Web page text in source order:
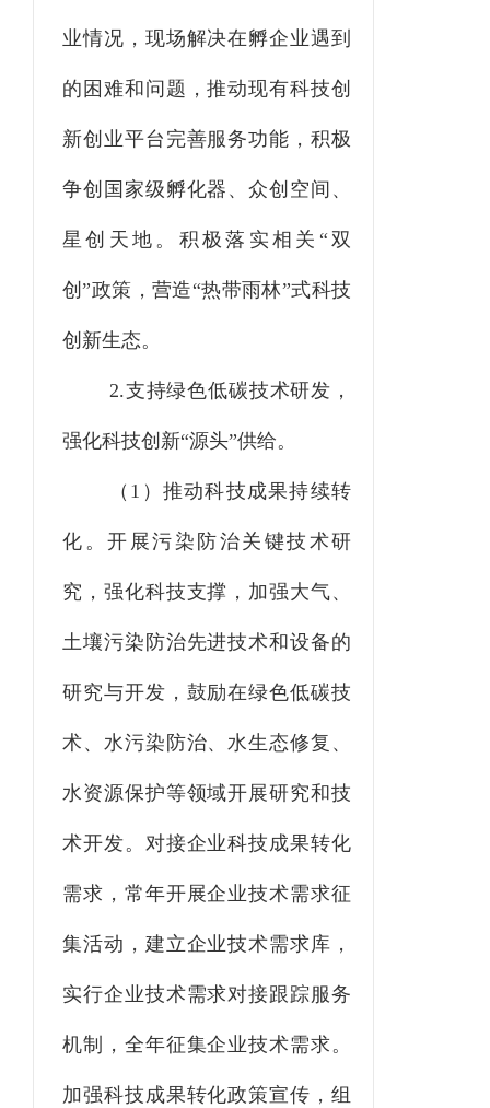
业情况，现场解决在孵企业遇到
的困难和问题，推动现有科技创
新创业平台完善服务功能，积极
争创国家级孵化器、众创空间、
星创天地。积极落实相关“双
创”政策，营造“热带雨林”式科技
创新生态。
2.支持绿色低碳技术研发，
强化科技创新“源头”供给。
（ 1）推动科技成果持续转
化。开展污染防治关键技术研
究，强化科技支撑，加强大气、
土壤污染防治先进技术和设备的
研究与开发，鼓励在绿色低碳技
术、水污染防治、水生态修复、
水资源保护等领域开展研究和技
术开发。对接企业科技成果转化
需求，常年开展企业技术需求征
集活动，建立企业技术需求库，
实行企业技术需求对接跟踪服务
机制，全年征集企业技术需求。
加强科技成果转化政策宣传，组